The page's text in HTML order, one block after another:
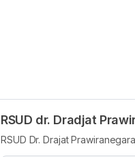
RSUD dr. Dradjat
RSUD Dr. Drajat